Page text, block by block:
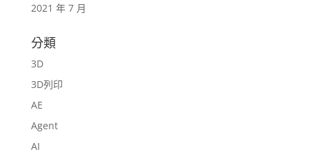
2021 年 7 月
分類
3D
3D列印
AE
Agent
AI